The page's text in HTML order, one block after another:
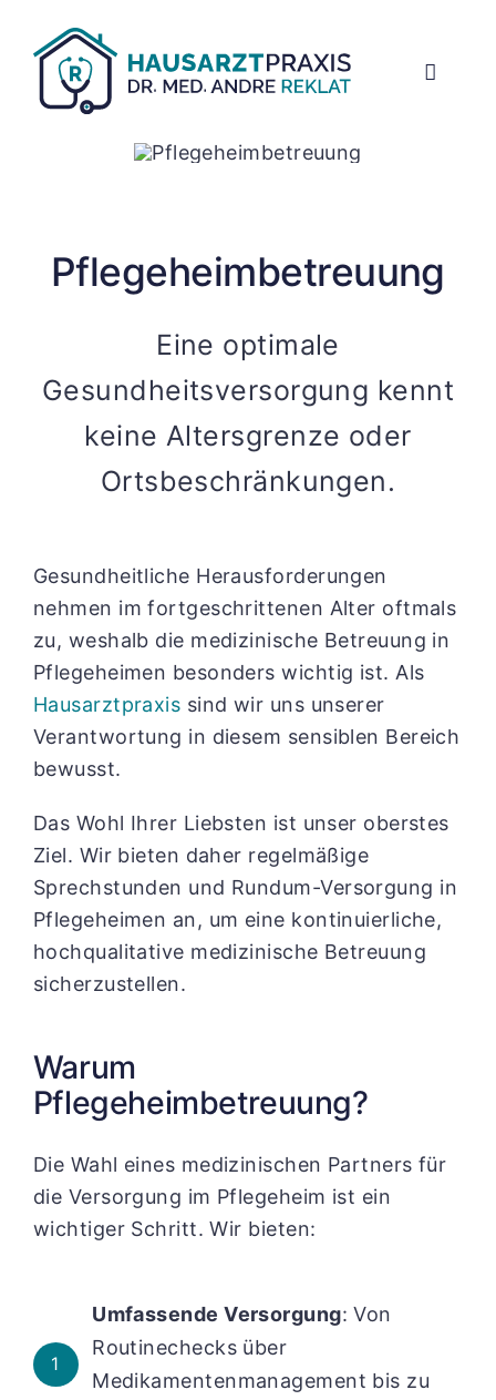
Inhalt
springen
Toggle
Pflegeheim­betreuung
Eine optimale
Gesundheitsversorgung kennt
keine Altersgrenze oder
Ortsbeschränkungen.
Gesundheitliche Herausforderungen
nehmen im fortgeschrittenen Alter oftmals
zu, weshalb die medizinische Betreuung in
Pflegeheimen besonders wichtig ist. Als
Hausarztpraxis sind wir uns unserer
Verantwortung in diesem sensiblen Bereich
bewusst.
Das Wohl Ihrer Liebsten ist unser oberstes
Ziel. Wir bieten daher regelmäßige
Sprechstunden und Rundum-Versorgung in
Pflegeheimen an, um eine kontinuierliche,
hochqualitative medizinische Betreuung
sicherzustellen.
Warum
Pflegeheimbetreuung?
Die Wahl eines medizinischen Partners für
die Versorgung im Pflegeheim ist ein
wichtiger Schritt. Wir bieten:
1
Umfassende Versorgung: Von
Routinechecks über
Medikamentenmanagement bis zu